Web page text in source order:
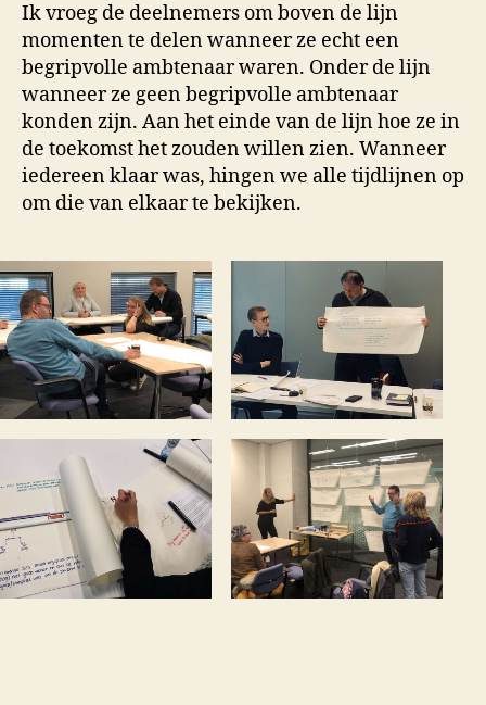
Ik vroeg de deelnemers om boven de lijn
momenten te delen wanneer ze echt een
begripvolle ambtenaar waren. Onder de lijn
wanneer ze geen begripvolle ambtenaar
konden zijn. Aan het einde van de lijn hoe ze in
de toekomst het zouden willen zien. Wanneer
iedereen klaar was, hingen we alle tijdlijnen op
om die van elkaar te bekijken.